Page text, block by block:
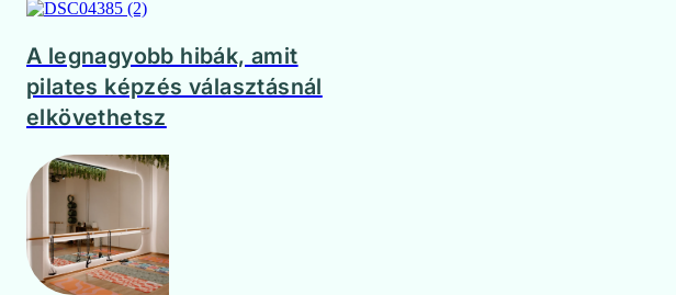
A legnagyobb hibák, amit
pilates képzés választásnál
elkövethetsz